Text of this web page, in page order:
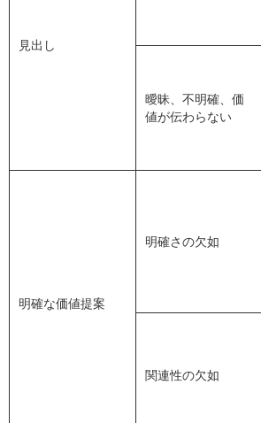
見出し
曖昧、不明確、価
値が伝わらない
明確な価値提案
明確さの欠如
関連性の欠如